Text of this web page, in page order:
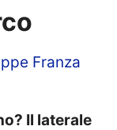
Franza
Il laterale